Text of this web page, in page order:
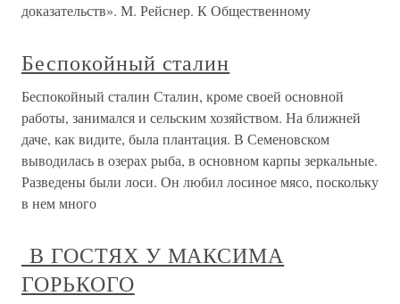
доказательств». М. Рейснер. К Общественному
Беспокойный сталин
Беспокойный сталин Сталин, кроме своей основной
работы, занимался и сельским хозяйством. На ближней
даче, как видите, была плантация. В Семеновском
выводилась в озерах рыба, в основном карпы зеркальные.
Разведены были лоси. Он любил лосиное мясо, поскольку
в нем много
В ГОСТЯХ У МАКСИМА
ГОРЬКОГО